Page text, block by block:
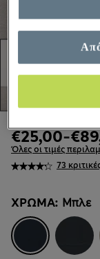
73
€25,00-
Όλες οι τιμές
ΧΡΏΜΑ: Μπλε